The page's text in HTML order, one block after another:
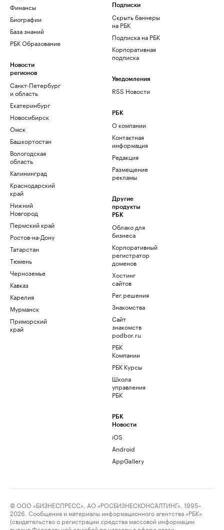
Финансы
Биографии
База знаний
РБК Образование
Новости
регионов
Санкт-Петербург
и область
Екатеринбург
Новосибирск
Омск
Башкортостан
Вологодская
область
Калининград
Краснодарский
край
Нижний
Новгород
Пермский край
Ростов-на-Дону
Татарстан
Тюмень
Черноземье
Кавказ
Карелия
Мурманск
Приморский
край
Подписки
Скрыть баннеры
на РБК
Подписка на РБК
Корпоративная
подписка
Уведомления
RSS Новости
РБК
О компании
Контактная
информация
Редакция
Размещение
рекламы
Другие
продукты
РБК
Облако для
бизнеса
Корпоративный
регистратор
доменов
Хостинг
сайтов
Рег.решения
Знакомства
Сайт
знакомств
podbor.ru
РБК
Компании
РБК Курсы
Школа
управления
РБК
РБК
Новости
iOS
Android
AppGallery
© ООО «БИЗНЕСПРЕСС», АО «РОСБИЗНЕСКОНСАЛТИНГ», 1995–
2026. Сообщения и материалы информационного агентства «РБК»
(свидетельство о регистрации средства массовой информации